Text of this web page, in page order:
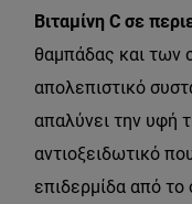
Βιταμίνη C σε
θαμπάδας και των
απολεπιστικό
απαλύνει την υφή
αντιοξειδωτικό
επιδερμίδα από